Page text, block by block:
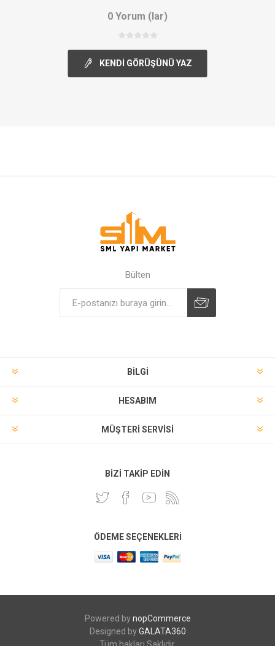
0 Yorum (lar)
KENDI GÖRÜŞÜNÜ YAZ
Bülten
BILGI
HESABIM
MÜŞTERI SERVISI
BIZI TAKIP EDIN
ÖDEME SEÇENEKLERI
Powered bynopCommerce
Designed byGALATA360